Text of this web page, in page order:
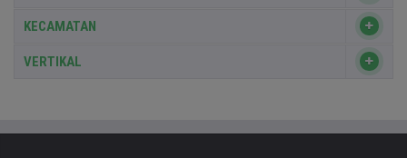
KECAMATAN
VERTIKAL